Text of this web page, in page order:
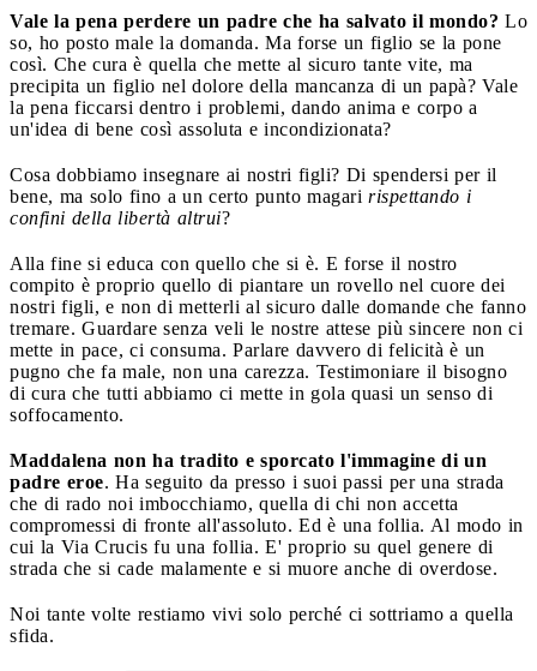
Vale la pena perdere un padre che ha salvato il mondo? Lo
so, ho posto male la domanda. Ma forse un figlio se la pone
così. Che cura è quella che mette al sicuro tante vite, ma
precipita un figlio nel dolore della mancanza di un papà? Vale
la pena ficcarsi dentro i problemi, dando anima e corpo a
un'idea di bene così assoluta e incondizionata?
Cosa dobbiamo insegnare ai nostri figli? Di spendersi per il
bene, ma solo fino a un certo punto magari rispettando i
confini della libertà altrui?
Alla fine si educa con quello che si è. E forse il nostro
compito è proprio quello di piantare un rovello nel cuore dei
nostri figli, e non di metterli al sicuro dalle domande che fanno
tremare. Guardare senza veli le nostre attese più sincere non ci
mette in pace, ci consuma. Parlare davvero di felicità è un
pugno che fa male, non una carezza. Testimoniare il bisogno
di cura che tutti abbiamo ci mette in gola quasi un senso di
soffocamento.
Maddalena non ha tradito e sporcato l'immagine di un
padre eroe. Ha seguito da presso i suoi passi per una strada
che di rado noi imbocchiamo, quella di chi non accetta
compromessi di fronte all'assoluto. Ed è una follia. Al modo in
cui la Via Crucis fu una follia. E' proprio su quel genere di
strada che si cade malamente e si muore anche di overdose.
Noi tante volte restiamo vivi solo perché ci sottriamo a quella
sfida.